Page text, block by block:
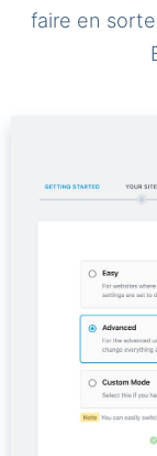
faire en